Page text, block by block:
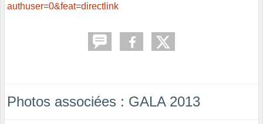
authuser=0&feat=directlink
Photos associées : GALA 2013